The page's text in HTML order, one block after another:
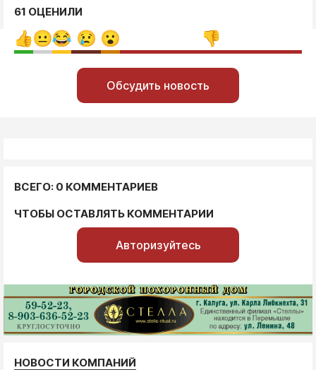
61 ОЦЕНИЛИ
Обсудить новость
ВСЕГО: 0 КОММЕНТАРИЕВ
ЧТОБЫ ОСТАВЛЯТЬ КОММЕНТАРИИ
Авторизуйтесь
НОВОСТИ КОМПАНИЙ